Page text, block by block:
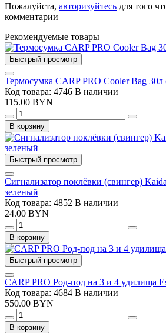
Пожалуйста, авторизуйтесь для того
комментарии
Рекомендуемые товары
Быстрый просмотр
Термосумка CARP PRO Cooler Bag
Код товара: 4746 В наличии
115.00 BYN
В корзину
Быстрый просмотр
Сигнализатор поклёвки (свингер)
зеленый
Код товара: 4852 В наличии
24.00 BYN
В корзину
Быстрый просмотр
CARP PRO Род-под на 3 и 4 удилища
Код товара: 4684 В наличии
550.00 BYN
В корзину